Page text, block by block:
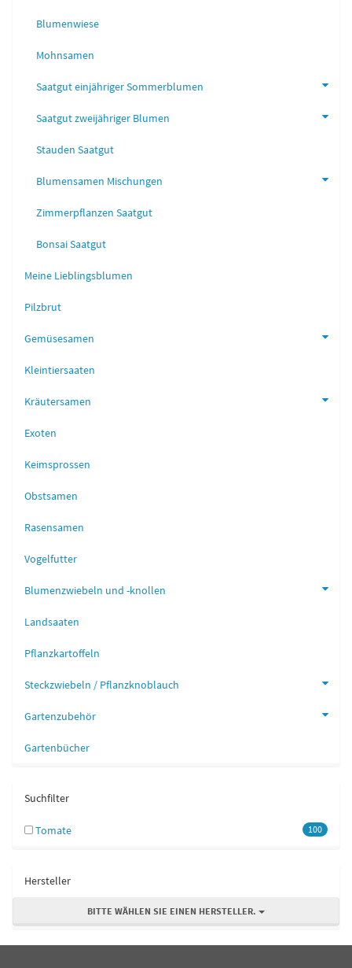
Blumenwiese
Mohnsamen
Saatgut einjähriger Sommerblumen
Saatgut zweijähriger Blumen
Stauden Saatgut
Blumensamen Mischungen
Zimmerpflanzen Saatgut
Bonsai Saatgut
Meine Lieblingsblumen
Pilzbrut
Gemüsesamen
Kleintiersaaten
Kräutersamen
Exoten
Keimsprossen
Obstsamen
Rasensamen
Vogelfutter
Blumenzwiebeln und -knollen
Landsaaten
Pflanzkartoffeln
Steckzwiebeln / Pflanzknoblauch
Gartenzubehör
Gartenbücher
Suchfilter
100
Tomate
Hersteller
BITTE WÄHLEN SIE EINEN HERSTELLER.